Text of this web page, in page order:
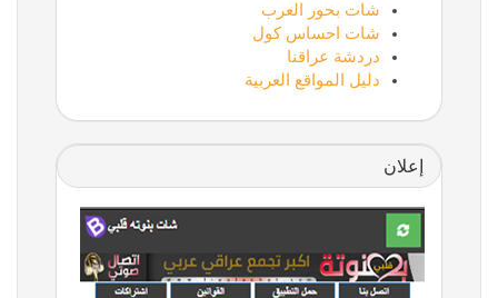
شات بحور العرب
شات احساس كول
دردشة عراقنا
دليل المواقع العربية
إعلان